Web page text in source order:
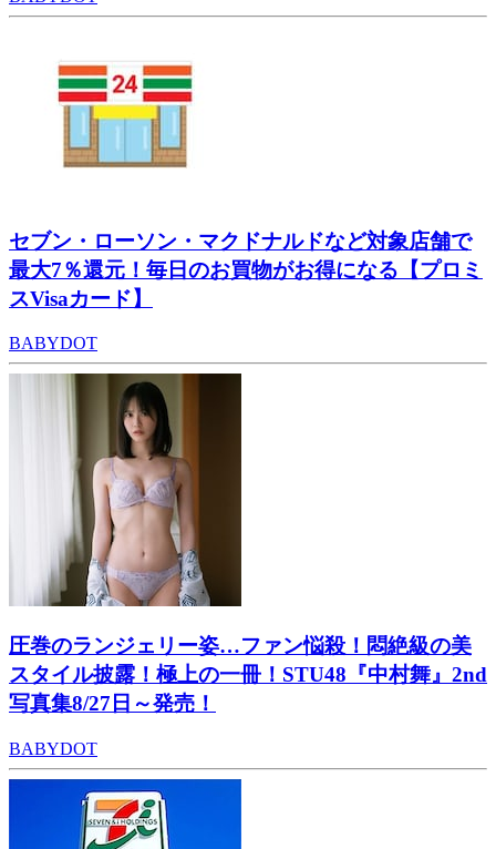
セブン・ローソン・マクドナルドなど対象店舗で
最大7％還元！毎日のお買物がお得になる【プロミ
スVisaカード】
BABYDOT
圧巻のランジェリー姿…ファン悩殺！悶絶級の美
スタイル披露！極上の一冊！STU48『中村舞』2nd
写真集8/27日～発売！
BABYDOT